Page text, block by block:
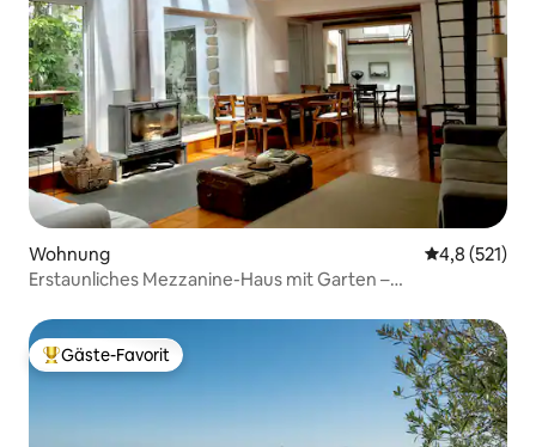
Wohnung
4,8 (521)
Erstaunliches Mezzanine-Haus mit Garten –
Beliebter Gäste-Favorit.
Gäste-Favorit